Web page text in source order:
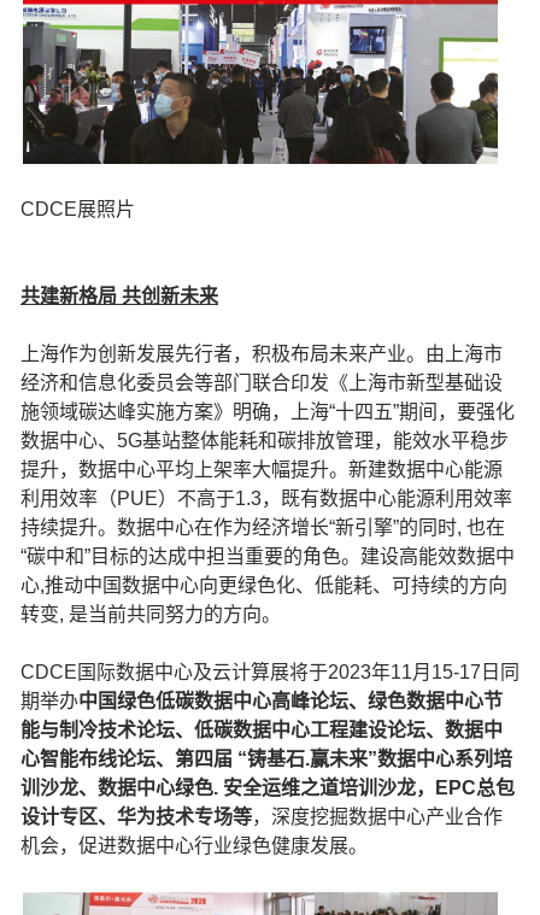
CDCE展照片
共建新格局 共创新未来
上海作为创新发展先行者，积极布局未来产业。由上海市
经济和信息化委员会等部门联合印发《上海市新型基础设
施领域碳达峰实施方案》明确，上海“十四五”期间，要强化
数据中心、5G基站整体能耗和碳排放管理，能效水平稳步
提升，数据中心平均上架率大幅提升。新建数据中心能源
利用效率（PUE）不高于1.3，既有数据中心能源利用效率
持续提升。数据中心在作为经济增长“新引擎”的同时, 也在
“碳中和”目标的达成中担当重要的角色。建设高能效数据中
心,推动中国数据中心向更绿色化、低能耗、可持续的方向
转变, 是当前共同努力的方向。
CDCE国际数据中心及云计算展将于2023年11月15-17日同
期举办中国绿色低碳数据中心高峰论坛、绿色数据中心节
能与制冷技术论坛、低碳数据中心工程建设论坛、数据中
心智能布线论坛、第四届 “铸基石.赢未来”数据中心系列培
训沙龙、数据中心绿色. 安全运维之道培训沙龙，EPC总包
设计专区、华为技术专场等，深度挖掘数据中心产业合作
机会，促进数据中心行业绿色健康发展。